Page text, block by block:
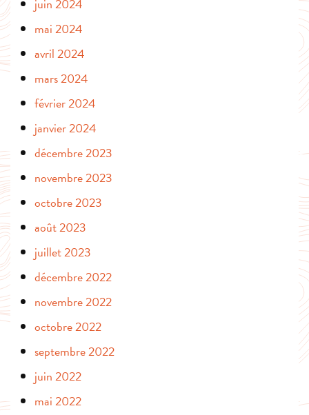
juin 2024
mai 2024
avril 2024
mars 2024
février 2024
janvier 2024
décembre 2023
novembre 2023
octobre 2023
août 2023
juillet 2023
décembre 2022
novembre 2022
octobre 2022
septembre 2022
juin 2022
mai 2022